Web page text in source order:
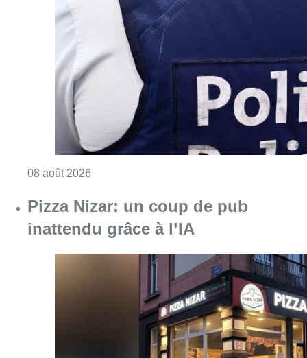
Pizza Nizar: un coup de pub
inattendu grâce à l’IA
Consulter l'article "Pizza Nizar: un coup de
Foire du Midi: les visiteurs au